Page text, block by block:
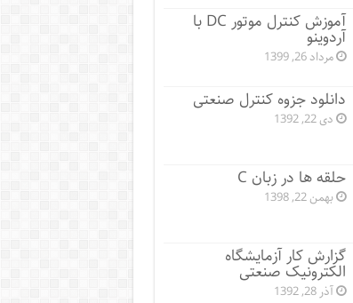
آموزش کنترل موتور DC با
آردوینو
مرداد 26, 1399
دانلود جزوه کنترل صنعتی
دی 22, 1392
حلقه ها در زبان C
بهمن 22, 1398
گزارش کار آزمایشگاه
الکترونیک صنعتی
آذر 28, 1392